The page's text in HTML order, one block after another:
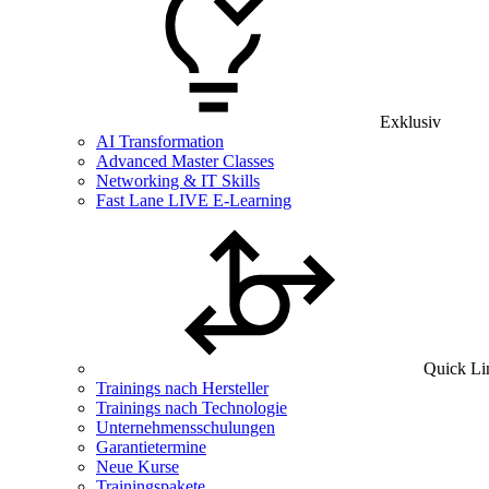
Exklusiv
AI Transformation
Advanced Master Classes
Networking & IT Skills
Fast Lane LIVE E-Learning
Quick
Trainings nach Hersteller
Trainings nach Technologie
Unternehmensschulungen
Garantietermine
Neue Kurse